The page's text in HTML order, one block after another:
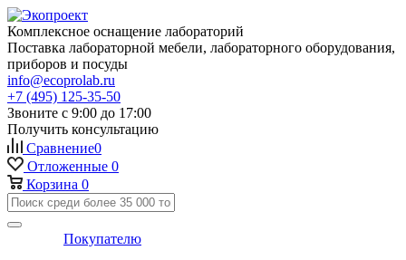
Комплексное оснащение лабораторий
Поставка лабораторной мебели, лабораторного оборудования,
приборов и посуды
info@ecoprolab.ru
+7 (495) 125-35-50
Звоните с 9:00 до 17:00
Получить консультацию
Сравнение0
Отложенные 0
Корзина 0
Покупателю